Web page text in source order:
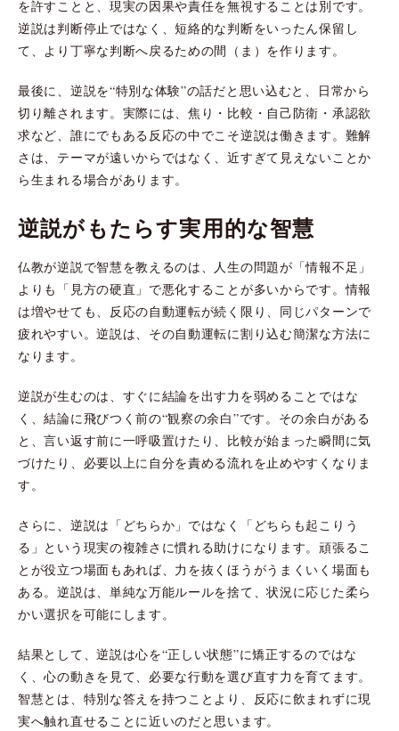
を許すことと、現実の因果や責任を無視することは別です。
逆説は判断停止ではなく、短絡的な判断をいったん保留し
て、より丁寧な判断へ戻るための間（ま）を作ります。
最後に、逆説を“特別な体験”の話だと思い込むと、日常から
切り離されます。実際には、焦り・比較・自己防衛・承認欲
求など、誰にでもある反応の中でこそ逆説は働きます。難解
さは、テーマが遠いからではなく、近すぎて見えないことか
ら生まれる場合があります。
逆説がもたらす実用的な智慧
仏教が逆説で智慧を教えるのは、人生の問題が「情報不足」
よりも「見方の硬直」で悪化することが多いからです。情報
は増やせても、反応の自動運転が続く限り、同じパターンで
疲れやすい。逆説は、その自動運転に割り込む簡潔な方法に
なります。
逆説が生むのは、すぐに結論を出す力を弱めることではな
く、結論に飛びつく前の“観察の余白”です。その余白がある
と、言い返す前に一呼吸置けたり、比較が始まった瞬間に気
づけたり、必要以上に自分を責める流れを止めやすくなりま
す。
さらに、逆説は「どちらか」ではなく「どちらも起こりう
る」という現実の複雑さに慣れる助けになります。頑張るこ
とが役立つ場面もあれば、力を抜くほうがうまくいく場面も
ある。逆説は、単純な万能ルールを捨て、状況に応じた柔ら
かい選択を可能にします。
結果として、逆説は心を“正しい状態”に矯正するのではな
く、心の動きを見て、必要な行動を選び直す力を育てます。
智慧とは、特別な答えを持つことより、反応に飲まれずに現
実へ触れ直せることに近いのだと思います。